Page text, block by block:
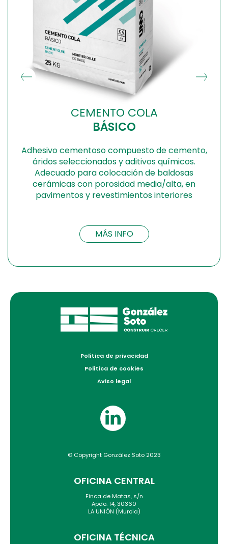
CEMENTO COLA
BÁSICO
Adhesivo cementoso compuesto de cemento,
áridos seleccionados y aditivos químicos.
Adecuado para colocación de baldosas
cerámicas con porosidad media/alta, en
pavimentos y revestimientos interiores
MÁS INFO
Política de privacidad
Política de cookies
Aviso legal
© Copyright González Soto 2023
OFICINA CENTRAL
Finca de Matas, s/n
Apdo. 14, 30360
LA UNIÓN (Murcia)
OFICINA TÉCNICA